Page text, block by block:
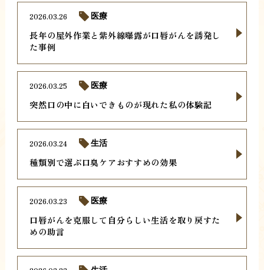
長年の屋外作業と紫外線曝露が口唇がんを誘発し
た事例
2026.03.26 医療
突然口の中に白いできものが現れた私の体験記
2026.03.25 医療
種類別で選ぶ口臭ケアおすすめの効果
2026.03.24 生活
口唇がんを克服して自分らしい生活を取り戻すた
めの助言
2026.03.23 医療